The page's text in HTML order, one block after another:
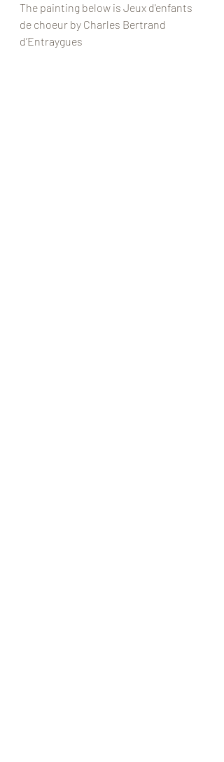
The painting below is Jeux d'enfants
de choeur by Charles Bertrand
d’Entraygues